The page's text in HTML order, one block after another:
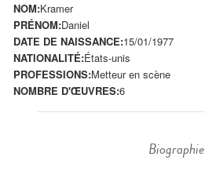
NOM:Kramer
PRÉNOM:Daniel
DATE DE NAISSANCE:15/01/1977
NATIONALITÉ:États-unis
PROFESSIONS:Metteur en scène
NOMBRE D'ŒUVRES:6
Biographie